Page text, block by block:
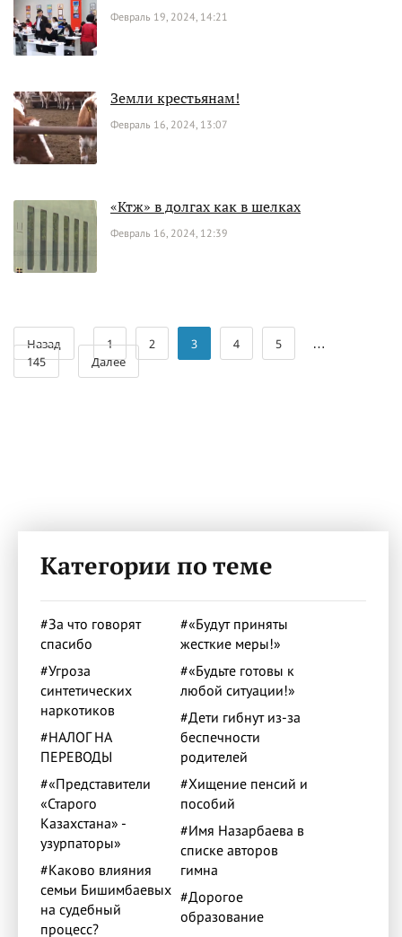
Февраль 19, 2024, 14:21
Земли крестьянам!
Февраль 16, 2024, 13:07
«Ктж» в долгах как в шелках
Февраль 16, 2024, 12:39
Назад 1 2 3 4 5 …
145 Далее
Категории по теме
#За что говорят
спасибо
#Угроза
синтетических
наркотиков
#НАЛОГ НА
ПЕРЕВОДЫ
#«Представители
«Старого
Казахстана» -
узурпаторы»
#Каково влияния
семьи Бишимбаевых
на судебный
процесс?
#«Будут приняты
жесткие меры!»
#«Будьте готовы к
любой ситуации!»
#Дети гибнут из-за
беспечности
родителей
#Хищение пенсий и
пособий
#Имя Назарбаева в
списке авторов
гимна
#Дорогое
образование